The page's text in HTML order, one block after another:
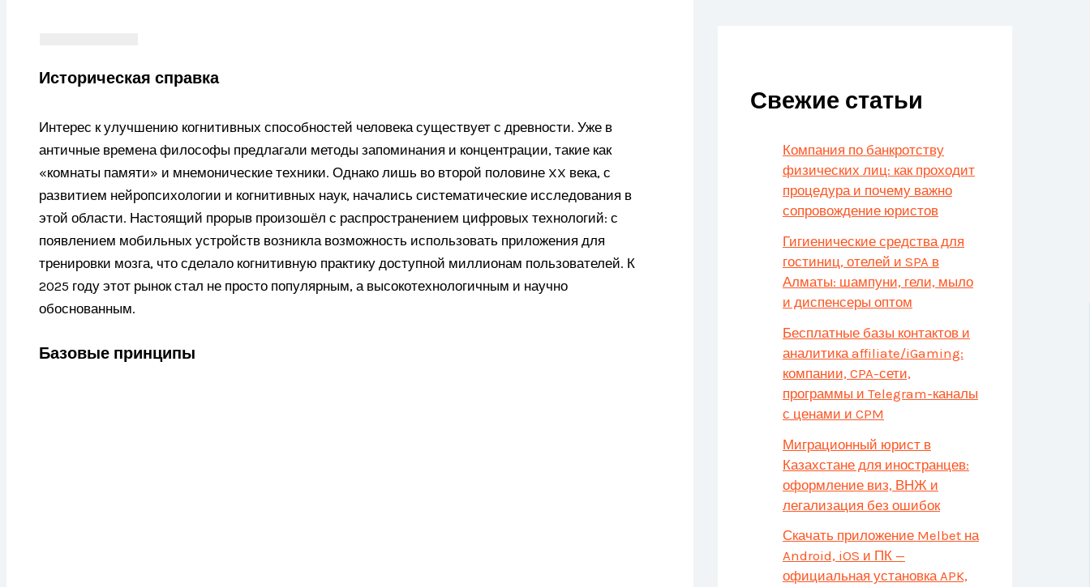
Историческая справка
Интерес к улучшению когнитивных способностей человека существует с древности. Уже в
античные времена философы предлагали методы запоминания и концентрации, такие как
«комнаты памяти» и мнемонические техники. Однако лишь во второй половине XX века, с
развитием нейропсихологии и когнитивных наук, начались систематические исследования в
этой области. Настоящий прорыв произошёл с распространением цифровых технологий: с
появлением мобильных устройств возникла возможность использовать приложения для
тренировки мозга, что сделало когнитивную практику доступной миллионам пользователей. К
2025 году этот рынок стал не просто популярным, а высокотехнологичным и научно
обоснованным.
Базовые принципы
Свежие статьи
Компания по банкротству
физических лиц: как проходит
процедура и почему важно
сопровождение юристов
Гигиенические средства для
гостиниц, отелей и SPA в
Алматы: шампуни, гели, мыло
и диспенсеры оптом
Бесплатные базы контактов и
аналитика affiliate/iGaming:
компании, CPA-сети,
программы и Telegram-каналы
с ценами и CPM
Миграционный юрист в
Казахстане для иностранцев:
оформление виз, ВНЖ и
легализация без ошибок
Скачать приложение Melbet на
Android, iOS и ПК —
официальная установка APK,